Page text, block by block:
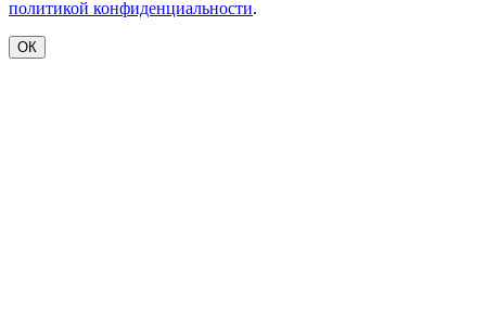
политикой конфиденциальности.
ОК